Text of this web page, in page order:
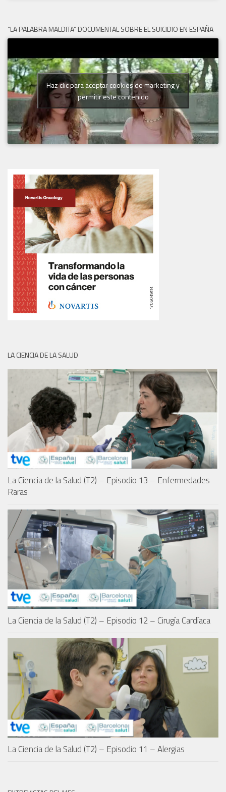
“LA PALABRA MALDITA” DOCUMENTAL SOBRE EL SUICIDIO EN ESPAÑA
Haz clic para aceptar cookies de marketing y
permitir este contenido
LA CIENCIA DE LA SALUD
La Ciencia de la Salud (T2) – Episodio 13 – Enfermedades
Raras
La Ciencia de la Salud (T2) – Episodio 12 – Cirugía Cardíaca
La Ciencia de la Salud (T2) – Episodio 11 – Alergias